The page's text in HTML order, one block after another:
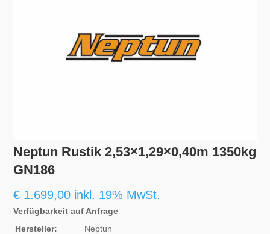
Neptun Rustik 2,53×1,29×0,40m 1350kg
GN186
€ 1.699,00 inkl. 19% MwSt.
Verfügbarkeit auf Anfrage
Hersteller:
Neptun